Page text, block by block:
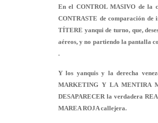
En el CONTROL MASIVO de la
CONTRASTE de comparación
TÍTERE yanqui de turno, que,
aéreos, y no partiendo la pantalla
.
Y los yanquis y la derecha
MARKETING Y LA MENTIRA
DESAPARECER la verdadera
MAREA ROJA callejera.